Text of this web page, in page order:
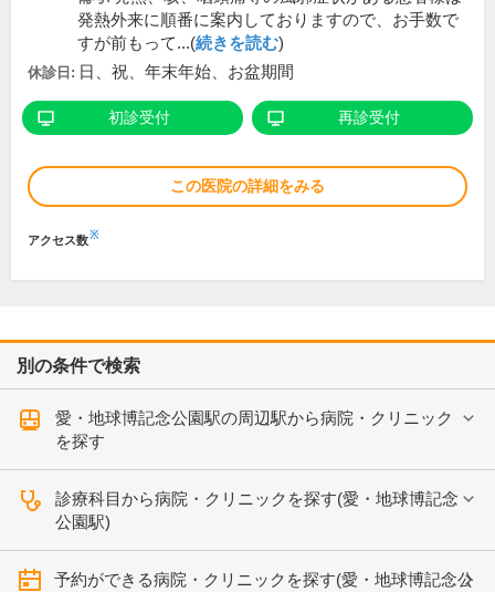
発熱外来に順番に案内しておりますので、お手数で
すが前もって...(続きを読む)
休診日: 日、祝、年末年始、お盆期間
初診受付 再診受付
この医院の詳細をみる
アクセス数※
別の条件で検索
愛・地球博記念公園駅の周辺駅から病院・クリニック
を探す
診療科目から病院・クリニックを探す(愛・地球博記念
公園駅)
予約ができる病院・クリニックを探す(愛・地球博記念公